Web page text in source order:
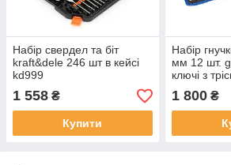
Набір свердел та біт
kraft&dele 246 шт в кейсі
kd999
1 558 ₴
Купити
Набір
мм 12 шт.
ключі з
1 800₴